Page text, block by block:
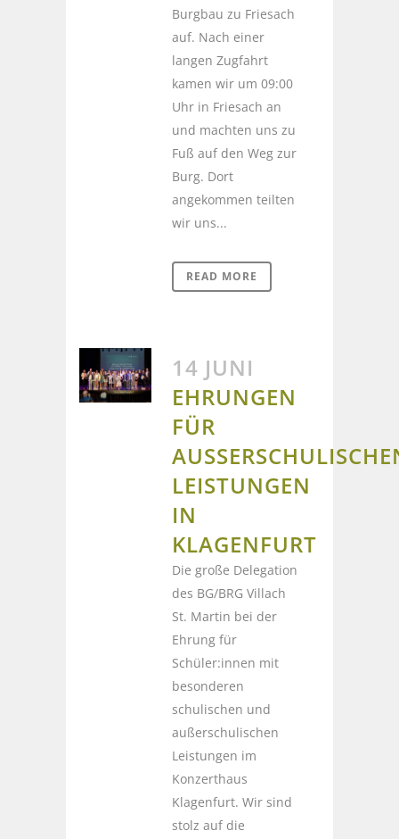
Burgbau zu Friesach
auf. Nach einer
langen Zugfahrt
kamen wir um 09:00
Uhr in Friesach an
und machten uns zu
Fuß auf den Weg zur
Burg. Dort
angekommen teilten
wir uns...
READ MORE
14 JUNI
EHRUNGEN
FÜR
AUSSERSCHULISCHEN
EISTUNGEN I
N K
LAGENFURT
Die große Delegation
des BG/BRG Villach
St. Martin bei der
Ehrung für
Schüler:innen mit
besonderen
schulischen und
außerschulischen
Leistungen im
Konzerthaus
Klagenfurt. Wir sind
stolz auf die